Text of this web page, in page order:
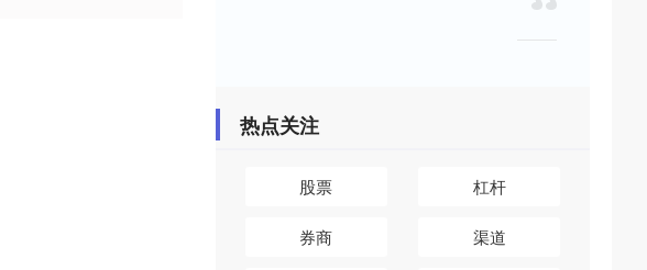
热点关注
股票 杠杆
券商 渠道